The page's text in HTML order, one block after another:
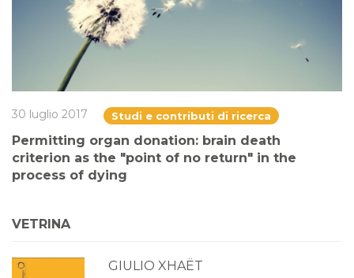
30 luglio 2017 Studi e contributi di ricerca
Permitting organ donation: brain death
criterion as the "point of no return" in the
process of dying
VETRINA
GIULIO XHAËT